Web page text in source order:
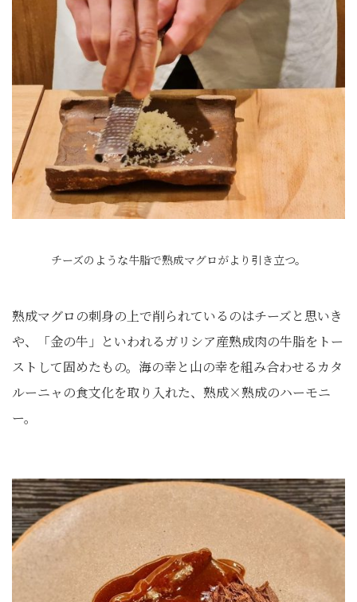
チーズのような牛脂で熟成マグロがより引き立つ。
熟成マグロの刺身の上で削られているのはチーズと思いき
や、「金の牛」といわれるガリシア産熟成肉の牛脂をトー
ストして固めたもの。海の幸と山の幸を組み合わせるカタ
ルーニャの食文化を取り入れた、熟成×熟成のハーモニ
ー。